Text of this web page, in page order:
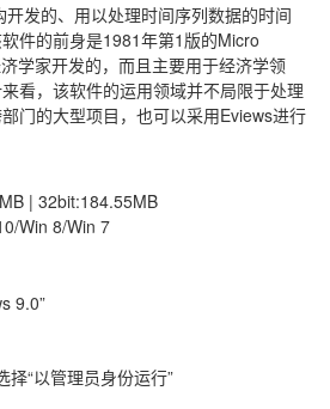
发的、用以处理时间序列数据的时间
件的前身是1981年第1版的Micro
学家开发的，而且主要用于经济学领
看，该软件的运用领域并不局限于处理
门的大型项目，也可以采用Eviews进行
| 32bit:184.55MB
Win 8/Win 7
9.0”
“以管理员身份运行”